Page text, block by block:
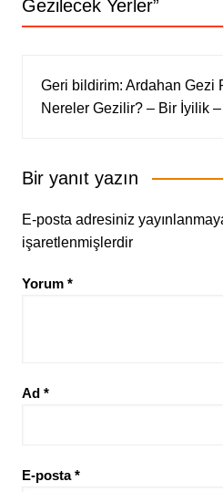
Gezilecek Yerler”
Geri bildirim: Ardahan Gezi
Nereler Gezilir? – Bir İyilik
Bir yanıt yazın
E-posta adresiniz
işaretlenmişlerdir
Yorum *
Ad *
E-posta*